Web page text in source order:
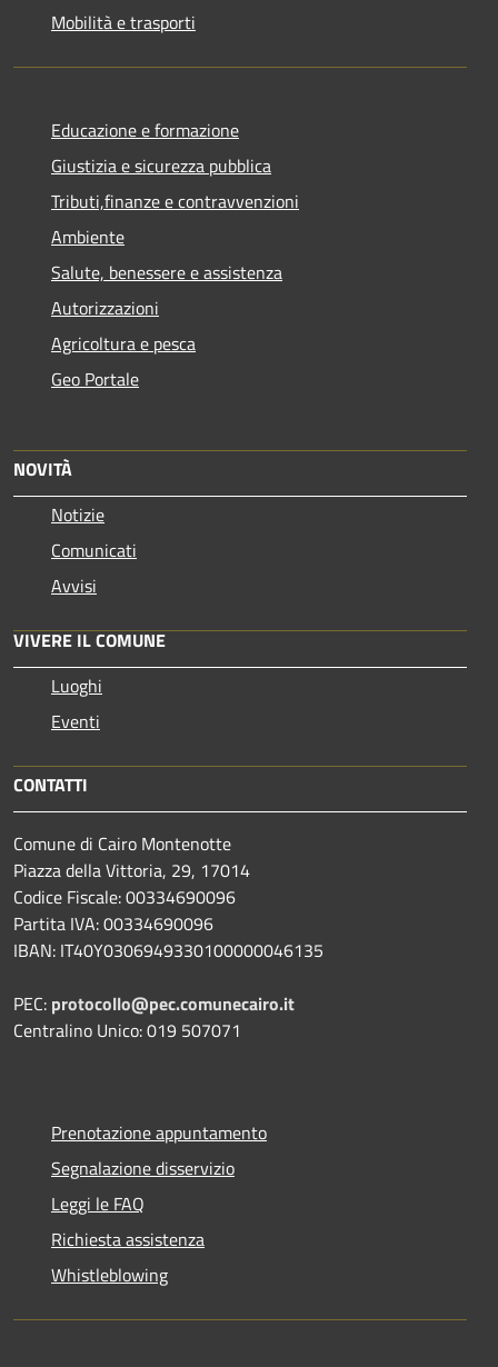
Mobilità e trasporti
Educazione e formazione
Giustizia e sicurezza pubblica
Tributi,finanze e contravvenzioni
Ambiente
Salute, benessere e assistenza
Autorizzazioni
Agricoltura e pesca
Geo Portale
NOVITÀ
Notizie
Comunicati
Avvisi
VIVERE IL COMUNE
Luoghi
Eventi
CONTATTI
Comune di Cairo Montenotte
Piazza della Vittoria, 29, 17014
Codice Fiscale: 00334690096
Partita IVA: 00334690096
IBAN: IT40Y0306949330100000046135
PEC: protocollo@pec.comunecairo.it
Centralino Unico: 019 507071
Prenotazione appuntamento
Segnalazione disservizio
Leggi le FAQ
Richiesta assistenza
Whistleblowing